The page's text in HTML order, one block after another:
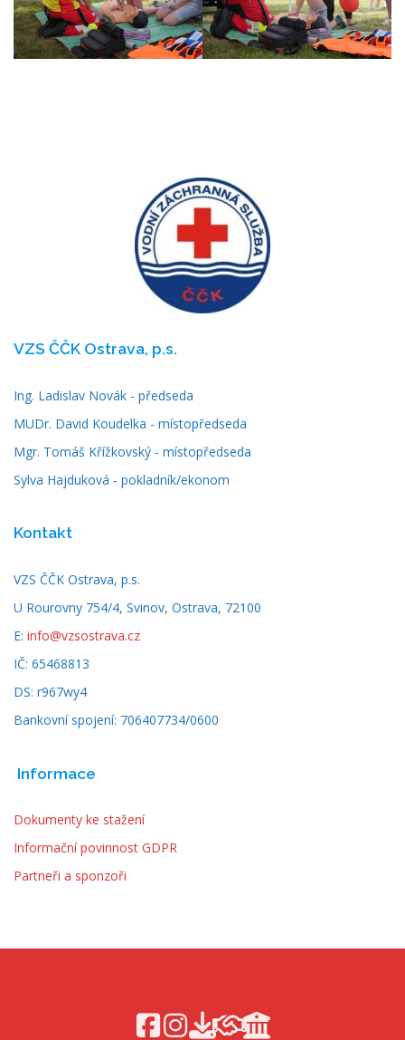
VZS ČČK Ostrava, p.s.
Ing. Ladislav Novák - předseda
MUDr. David Koudelka - místopředseda
Mgr. Tomáš Křížkovský - místopředseda
Sylva Hajduková - pokladník/ekonom
Kontakt
VZS ČČK Ostrava, p.s.
U Rourovny 754/4, Svinov, Ostrava, 72100
E: info@vzsostrava.cz
IČ: 65468813
DS: r967wy4
Bankovní spojení: 706407734/0600
Informace
Dokumenty ke stažení
Informační povinnost GDPR
Partneři a sponzoři